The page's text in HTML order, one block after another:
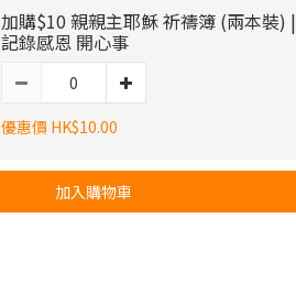
加購$10 親親主耶穌 祈禱簿 (兩本裝) |
記錄感恩 開心事
優惠價 HK$10.00
加入購物車